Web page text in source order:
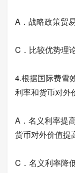
A．战略政策贸
C．比较优势理
4.根据国际费雪
利率和货币对外
A．名义利率提
货币对外价值提
C．名义利率降